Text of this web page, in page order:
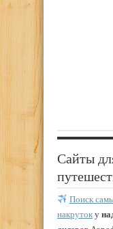
Сайты
Поиск
накруток у